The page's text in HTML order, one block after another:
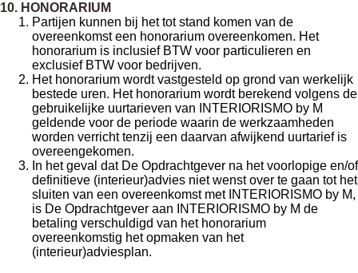
10. HONORARIUM
Partijen kunnen bij het tot stand komen van de
overeenkomst een honorarium overeenkomen. Het
honorarium is inclusief BTW voor particulieren en
exclusief BTW voor bedrijven.
Het honorarium wordt vastgesteld op grond van werkelijk
bestede uren. Het honorarium wordt berekend volgens de
gebruikelijke uurtarieven van INTERIORISMO by M
geldende voor de periode waarin de werkzaamheden
worden verricht tenzij een daarvan afwijkend uurtarief is
overeengekomen.
In het geval dat De Opdrachtgever na het voorlopige en/of
definitieve (interieur)advies niet wenst over te gaan tot het
sluiten van een overeenkomst met INTERIORISMO by M,
is De Opdrachtgever aan INTERIORISMO by M de
betaling verschuldigd van het honorarium
overeenkomstig het opmaken van het
(interieur)adviesplan.